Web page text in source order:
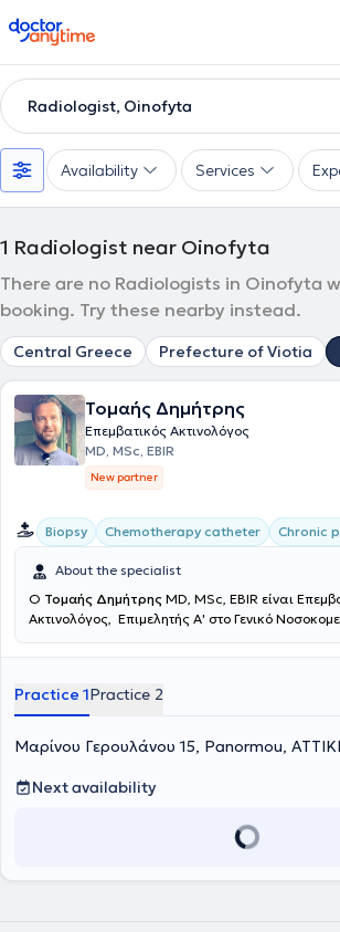
doctoranytime
Radiologist, Oinofyta
Availability Services
1 Radiologist near Oinofyta
There are no Radiologists in Oinofyta
booking. Try these nearby instead.
Central Greece Prefecture of Viotia
Τομαής Δημήτρης
Επεμβατικός Ακτινολόγος
MD, MSc, EBIR
New partner
Biopsy Chemotherapy catheter Chronic
About the specialist
Ο Τομαής Δημήτρης MD, MSc, EBIR είναι
Ακτινολόγος, Επιμελητής Α' στο Γενικό
και Καποδιστριακού Πανεπιστημίου Αθηνών
παρακολουθεί ασθενείς στην Βιοκλινική
General Hospital. Το 2013 μετέβη στο Ηνωμένο
την διάρκεια της ειδικότητας του
Ακτινολογία στον Guy's and St Thomas' NHS
London, ενώ έλαβε τίτλο στην Επεμβατική
Νοσοκομείο Αθηνών "Ευαγγελισμός" το 2019.
Ακτινολογίας με κατεύθυνση την Αγγειακή
Practice 1Practice 2
Μαρίνου Γερουλάνου 15, Panormou,
Next availability